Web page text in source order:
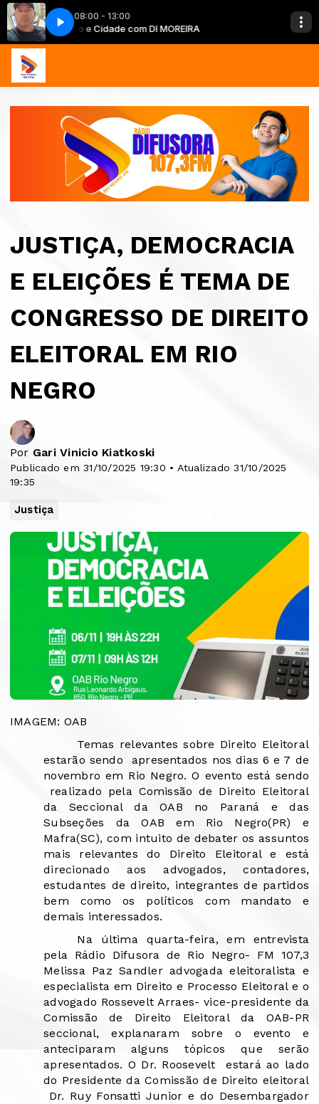
08:00 - 13:00
Campo e Cidade com DI MOREIRA Campo e
JUSTIÇA, DEMOCRACIA
E ELEIÇÕES É TEMA DE
CONGRESSO DE DIREITO
ELEITORAL EM RIO
NEGRO
Por Gari Vinicio Kiatkoski
Publicado em 31/10/2025 19:30 • Atualizado 31/10/2025
19:35
Justiça
IMAGEM: OAB
Temas relevantes sobre Direito Eleitoral
estarão sendo
apresentados nos dias 6 e 7 de
novembro em Rio Negro. O evento está sendo
realizado pela Comissão de Direito Eleitoral
da Seccional da OAB no Paraná e das
Subseções da OAB em Rio Negro(PR) e
Mafra(SC), com intuito de debater os assuntos
mais relevantes do Direito Eleitoral e está
direcionado aos advogados, contadores,
estudantes de direito, integrantes de partidos
bem como os políticos com mandato e
demais interessados.
Na última quarta-feira, em entrevista
pela Rádio Difusora de Rio Negro- FM 107,3
Melissa Paz Sandler advogada eleitoralista e
especialista em Direito e Processo Eleitoral e o
advogado Rossevelt Arraes- vice-presidente da
Comissão de Direito Eleitoral da OAB-PR
seccional, explanaram sobre o evento e
anteciparam alguns tópicos que serão
apresentados. O Dr. Roosevelt
estará ao lado
do Presidente da Comissão de Direito eleitoral
Dr. Ruy Fonsatti Junior e do Desembargador